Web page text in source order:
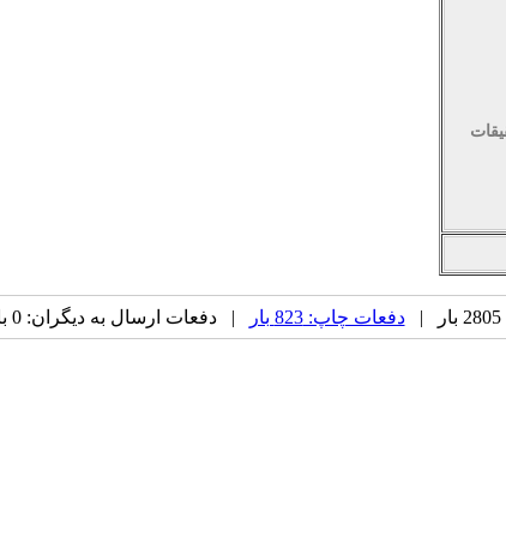
| دفعات چاپ: 823 بار | دفعات ارسال به دیگران: 0 بار |